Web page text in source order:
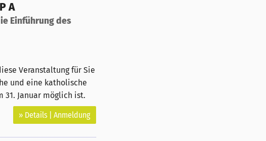
A
Einführung des
Veranstaltung für Sie
und eine katholische
Januar möglich ist.
» Details | Anmeldung